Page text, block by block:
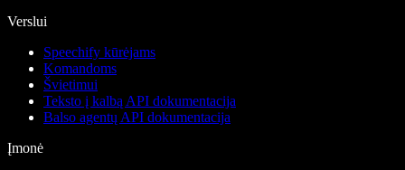
Verslui
Speechify kūrėjams
Komandoms
Švietimui
Teksto į kalbą API dokumentacija
Balso agentų API dokumentacija
Įmonė